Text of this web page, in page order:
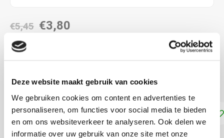
Deze website maakt gebruik van cookies
We gebruiken cookies om content en advertenties te
personaliseren, om functies voor social media te bieden
en om ons websiteverkeer te analyseren. Ook delen we
informatie over uw gebruik van onze site met onze
€5,45 €3,80
DIRECT LEVERBAAR
meer
Toevoegen aan winkelwagen